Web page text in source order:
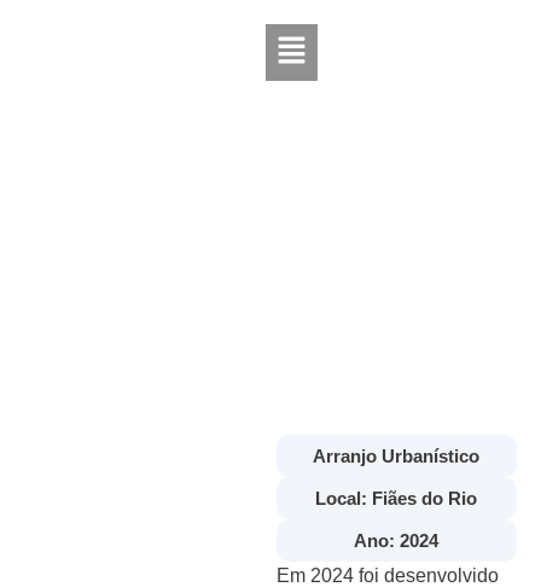
Arranjo Urbanístico
Local: Fiães do Rio
Ano: 2024
Em 2024 foi desenvolvido